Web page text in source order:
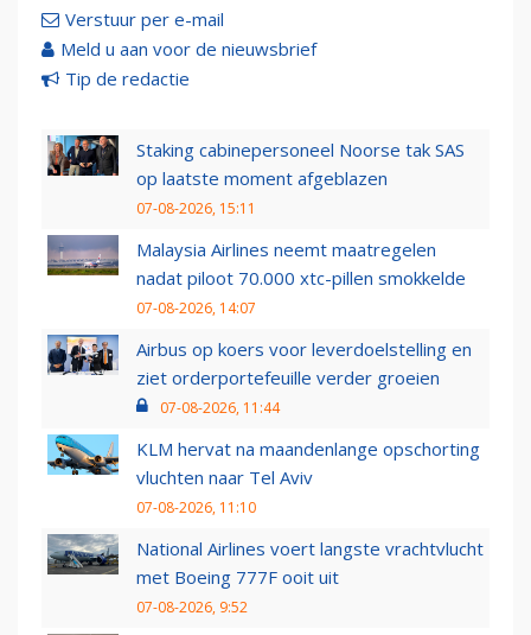
Verstuur per e-mail
Meld u aan voor de nieuwsbrief
Tip de redactie
Staking cabinepersoneel Noorse tak SAS
op laatste moment afgeblazen
07-08-2026, 15:11
Malaysia Airlines neemt maatregelen
nadat piloot 70.000 xtc-pillen smokkelde
07-08-2026, 14:07
Airbus op koers voor leverdoelstelling en
ziet orderportefeuille verder groeien
07-08-2026, 11:44
KLM hervat na maandenlange opschorting
vluchten naar Tel Aviv
07-08-2026, 11:10
National Airlines voert langste vrachtvlucht
met Boeing 777F ooit uit
07-08-2026, 9:52